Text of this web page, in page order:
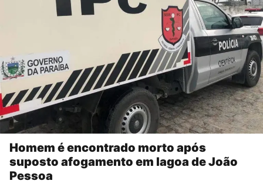
Homem é encontrado morto após
suposto afogamento em lagoa de João
Pessoa